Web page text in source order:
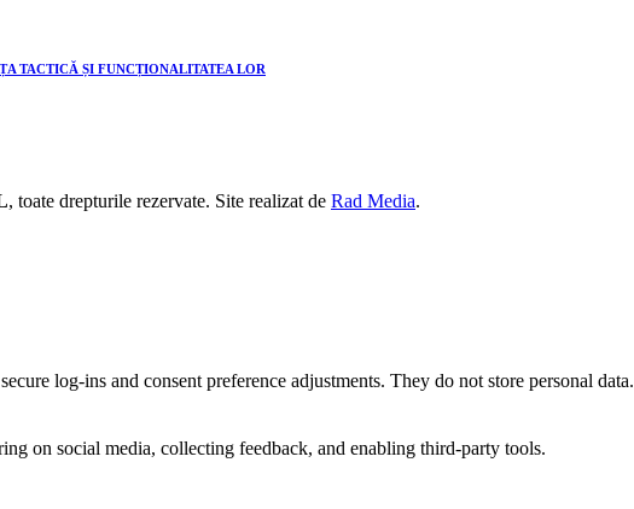
TACTICĂ ȘI FUNCȚIONALITATEA LOR
, toate drepturile rezervate. Site realizat de Rad Media.
log-ins and consent preference adjustments. They do not store personal data.
on social media, collecting feedback, and enabling third-party tools.